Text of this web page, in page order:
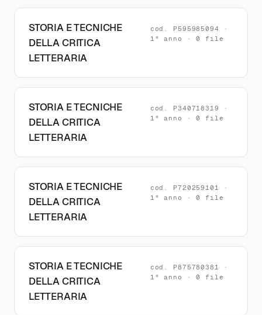
STORIA E TECNICHE
DELLA CRITICA
LETTERARIA
cod. P595985094 ·
1° anno · 0 file
STORIA E TECNICHE
DELLA CRITICA
LETTERARIA
cod. P340718319 ·
1° anno · 0 file
STORIA E TECNICHE
DELLA CRITICA
LETTERARIA
cod. P720259101 ·
1° anno · 0 file
STORIA E TECNICHE
DELLA CRITICA
LETTERARIA
cod. P875780381 ·
1° anno · 0 file